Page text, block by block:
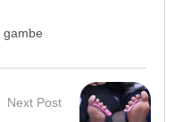
gambe
Next Post